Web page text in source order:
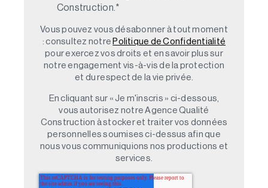
Construction. *
Vous pouvez vous désabonner à tout moment
: consultez notre Politique de Confidentialité
pour exercez vos droits et en savoir plus sur
notre engagement vis-à-vis de la protection
et du respect de la vie privée.
En cliquant sur « Je m'inscris » ci-dessous,
vous autorisez notre Agence Qualité
Construction à stocker et traiter vos données
personnelles soumises ci-dessus afin que
nous vous communiquions nos productions et
services.